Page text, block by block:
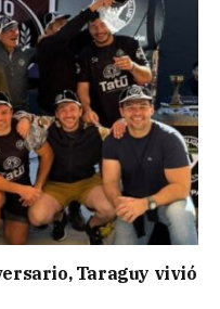
Taraguy vivió